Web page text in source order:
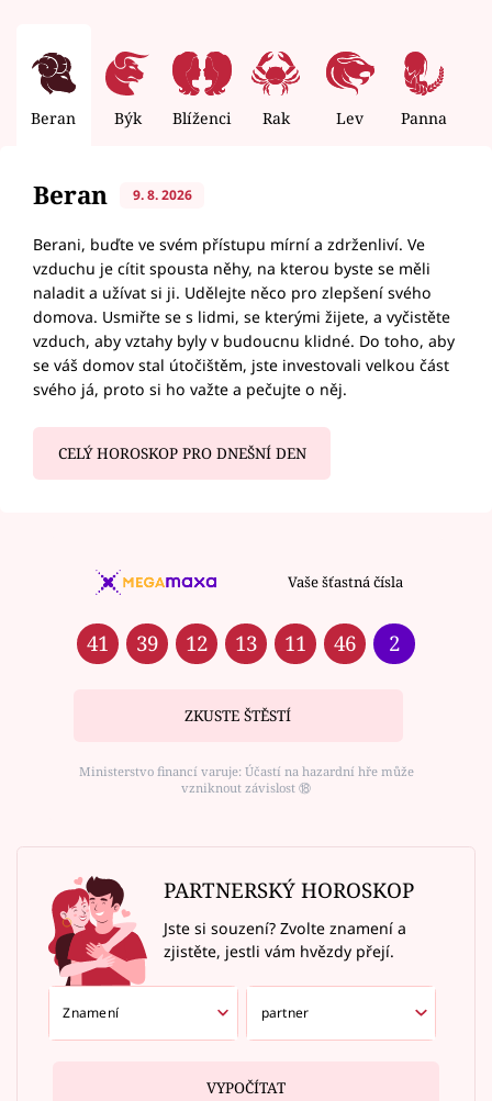
Beran Býk Blíženci Rak Lev Panna
Beran 9. 8. 2026
Berani, buďte ve svém přístupu mírní a zdrženliví. Ve
vzduchu je cítit spousta něhy, na kterou byste se měli
naladit a užívat si ji. Udělejte něco pro zlepšení svého
domova. Usmiřte se s lidmi, se kterými žijete, a vyčistěte
vzduch, aby vztahy byly v budoucnu klidné. Do toho, aby
se váš domov stal útočištěm, jste investovali velkou část
svého já, proto si ho važte a pečujte o něj.
CELÝ HOROSKOP PRO DNEŠNÍ DEN
Vaše šťastná čísla
41 39 12 13 11 46 2
ZKUSTE ŠTĚSTÍ
Ministerstvo financí varuje: Účastí na hazardní hře může
vzniknout závislost ⑱
PARTNERSKÝ HOROSKOP
Jste si souzení? Zvolte znamení a
zjistěte, jestli vám hvězdy přejí.
VYPOČÍTAT